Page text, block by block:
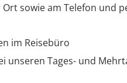
sowie am Telefon und
im Reisebüro
unseren Tages- und